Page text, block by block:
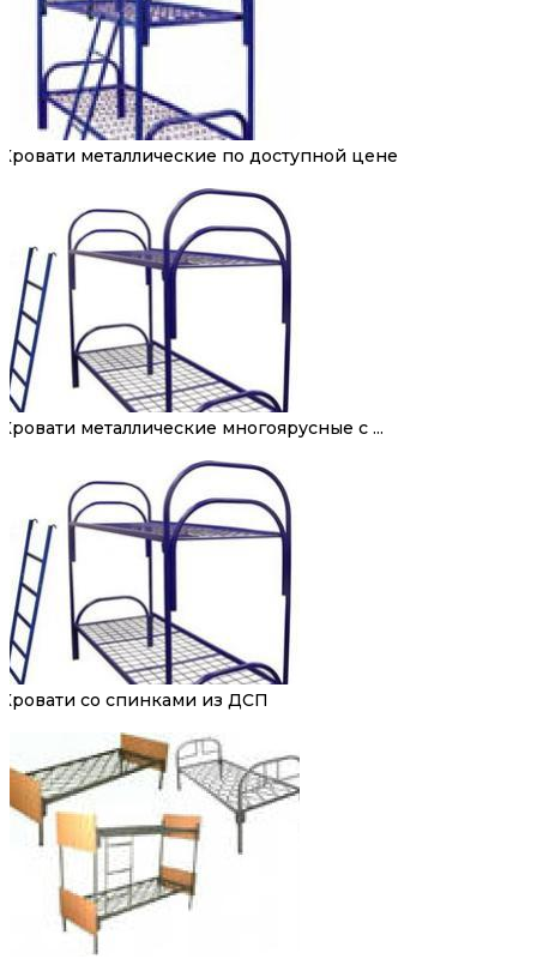
Кровати металлические по доступной цене
Кровати металлические многоярусные с ...
Кровати со спинками из ДСП